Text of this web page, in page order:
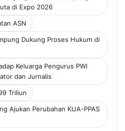
di Expo 2026
ASN
Dukung Proses Hukum di
Keluarga Pengurus PWI
dan Jurnalis
Triliun
Ajukan Perubahan KUA-PPAS